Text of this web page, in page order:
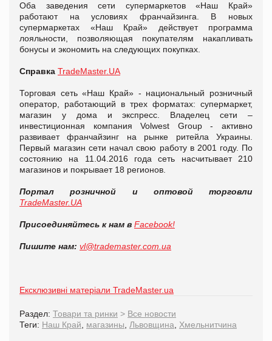
Оба заведения сети супермаркетов «Наш Край»
работают на условиях франчайзинга. В новых
супермаркетах «Наш Край» действует программа
лояльности, позволяющая покупателям накапливать
бонусы и экономить на следующих покупках.
Справка TradeMaster.UA
Торговая сеть «Наш Край» - национальный розничный
оператор, работающий в трех форматах: супермаркет,
магазин у дома и экспресс. Владелец сети –
инвестиционная компания Volwest Group - активно
развивает франчайзинг на рынке ритейла Украины.
Первый магазин сети начал свою работу в 2001 году. По
состоянию на 11.04.2016 года сеть насчитывает 210
магазинов и покрывает 18 регионов.
Портал розничной и оптовой торговли
TradeMaster.UA
Присоединяйтесь к нам в Facebook!
Пишите нам: vl@trademaster.com.ua
Ексклюзивні матеріали TradeMaster.ua
Раздел: Товари та ринки > Все новости
Теги: Наш Край, магазины, Львовщина, Хмельнитчина